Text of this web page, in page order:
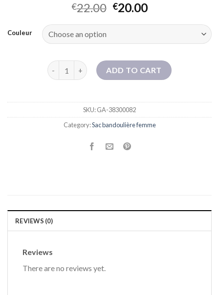
€22.00 €20.00
Couleur
Sac fourre-tout d'été de la mode haut de gamme
ADD TO CART
SKU:GA-38300082
Category:Sac bandoulière femme
REVIEWS (0)
Reviews
There are no reviews yet.